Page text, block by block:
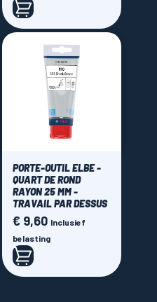
PORTE-OUTIL ELBE -
QUART DE ROND
RAYON 25 MM -
TRAVAIL PAR DESSUS
Prijs
€ 9,60 Inclusief
belasting